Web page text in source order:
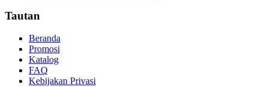
Tautan
Beranda
Promosi
Katalog
FAQ
Kebijakan Privasi